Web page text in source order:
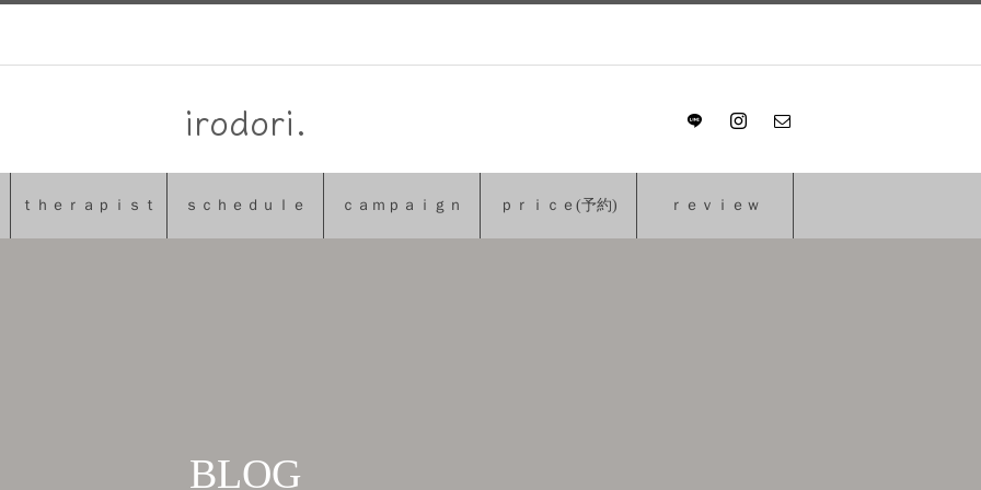
irodori.
ｔｈｅｒａｐｉｓｔ ｓｃｈｅｄｕｌｅ ｃａｍｐａｉｇｎ ｐｒｉｃｅ(予約) ｒｅｖｉｅｗ
BLOG